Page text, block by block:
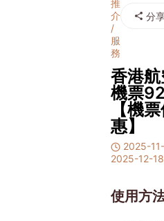
推
介
/
服
務
分
香港
機票
【機
惠】
2025-
2025-12-18
使用方